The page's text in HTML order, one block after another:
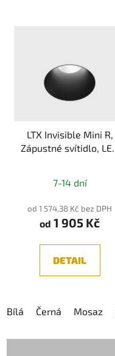
LTX Invisible Mini R,
Zápustné svítidlo, LED
7-14 dní
od 1 574,38 Kč bez DPH
od 1 905 Kč
DETAIL
Bílá Černá Mosaz